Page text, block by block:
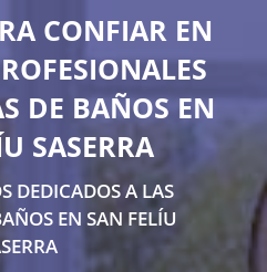
CONFIAR EN
DE BAÑOS EN
SASERRA
DEDICADOS A LAS
EN SAN FELÍU